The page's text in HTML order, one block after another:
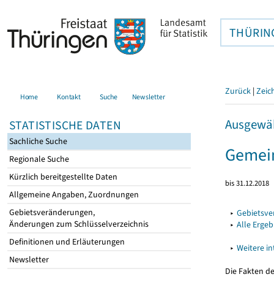
Home Kontakt Suche Newsletter
STATISTISCHE DATEN
Sachliche Suche
Regionale Suche
Kürzlich bereitgestellte Daten
Allgemeine Angaben, Zuordnungen
Gebietsveränderungen,
Änderungen zum Schlüsselverzeichnis
Definitionen und Erläuterungen
Newsletter
Zurück |
bis 31.12.2018
▸
▸ Alle
▸ Weitere
Die Fakten